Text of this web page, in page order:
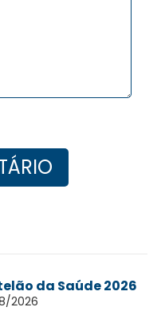
da Saúde 2026
2026